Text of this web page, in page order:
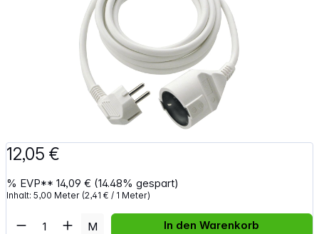
12,05 €
% EVP**14,09 € (14.48% gespart)
Inhalt:5,00 Meter (2,41 € / 1 Meter)
Artikel Anzahl: Gib den gewünschten
M In den Warenkorb